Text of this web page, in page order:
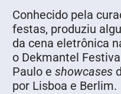
Conhecido pela
festas, produziu
da cena eletrônica
o Dekmantel
Paulo e showcases
por Lisboa e Berlim.